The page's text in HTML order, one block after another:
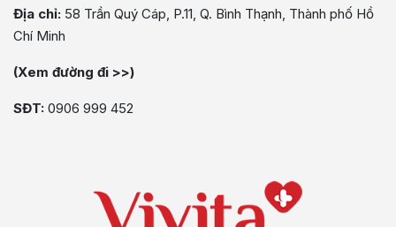
Địa chỉ: 58 Trần Quý Cáp, P.11, Q. Bình Thạnh, Thành phố Hồ
Chí Minh
(Xem đường đi >>)
SĐT: 0906 999 452